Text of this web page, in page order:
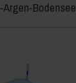
Bodensee